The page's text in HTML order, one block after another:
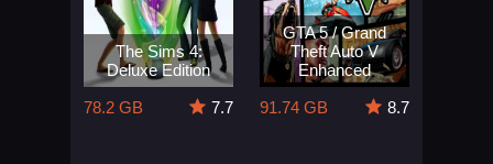
The Sims 4:
Deluxe Edition
78.2 GB
7.7
GTA 5 / Grand
Theft Auto V
Enhanced
91.74 GB
8.7